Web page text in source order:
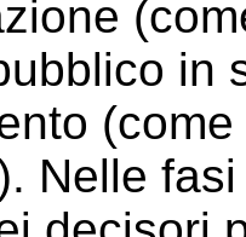
in
Nelle